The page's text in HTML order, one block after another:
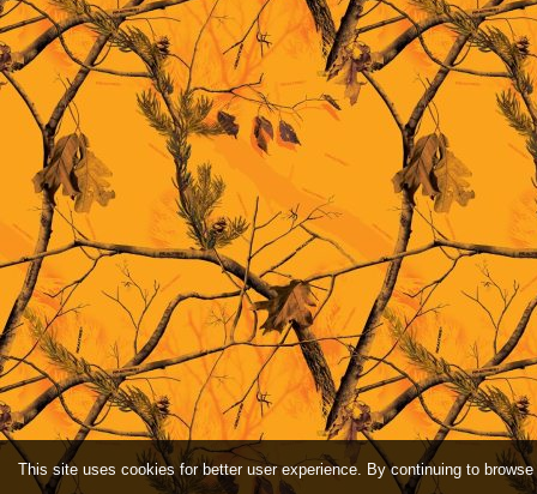
This site uses cookies for better user experience. By continuing to